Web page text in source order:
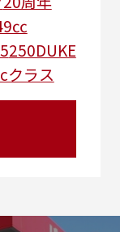
㏄
250DUKE
クラス
リカン
ツアラー
筒